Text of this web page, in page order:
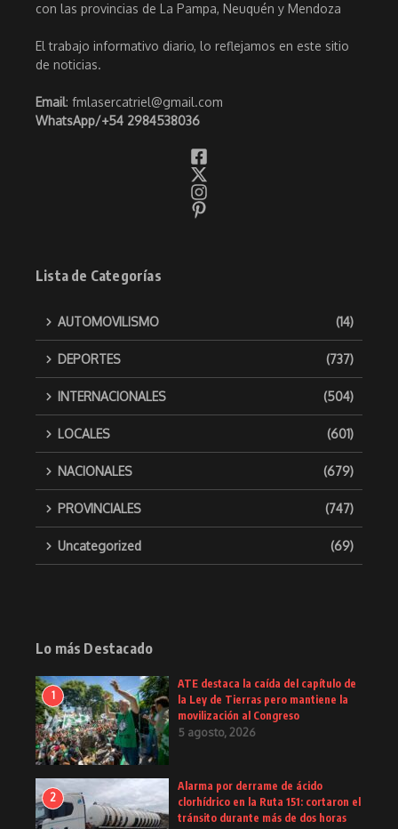
con las provincias de La Pampa, Neuquén y Mendoza
El trabajo informativo diario, lo reflejamos en este sitio
de noticias.
Email: fmlasercatriel@gmail.com
WhatsApp/+54 2984538036
Lista de Categorías
AUTOMOVILISMO (14)
DEPORTES (737)
INTERNACIONALES (504)
LOCALES (601)
NACIONALES (679)
PROVINCIALES (747)
Uncategorized (69)
Lo más Destacado
1
ATE destaca la caída del capítulo de
la Ley de Tierras pero mantiene la
movilización al Congreso
5 agosto, 2026
2
Alarma por derrame de ácido
clorhídrico en la Ruta 151: cortaron el
tránsito durante más de dos horas